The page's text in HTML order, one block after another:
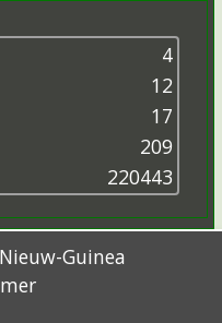
4
12
17
209
220443
Nieuw-Guinea